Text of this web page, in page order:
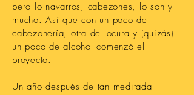
pero lo navarros, cabezones, lo son y
mucho. Así que con un poco de
cabezonería, otra de locura y (quizás)
un poco de alcohol comenzó el
proyecto.
Un añodespués de tan meditada